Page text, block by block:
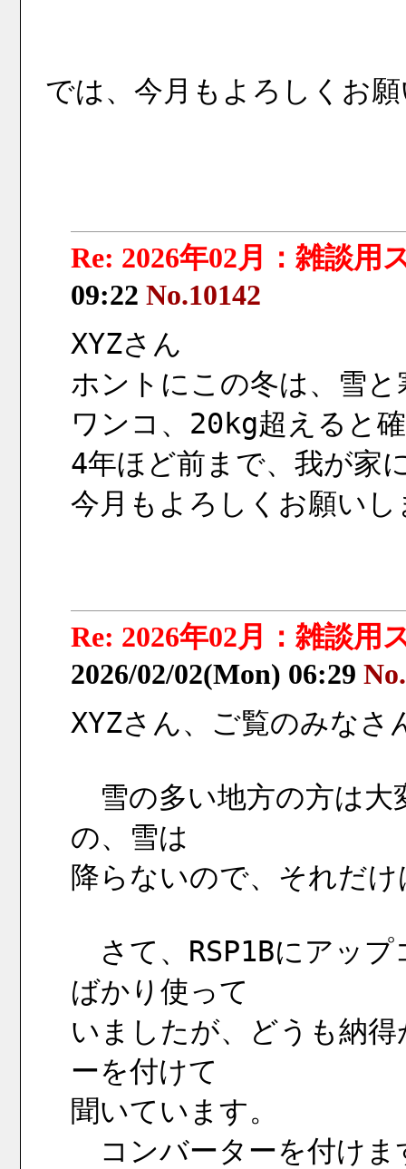
では、今月もよろしくお
Re: 2026年02月：雑談用
09:22 No.10142
XYZさん
ホントにこの冬は、雪
ワンコ、20kg超えると
4年ほど前まで、我が家
今月もよろしくお願いし
Re: 2026年02月：雑談用
2026/02/02(Mon) 06:29
XYZさん、ご覧のみな
雪の多い地方の方は大
の、雪は
降らないので、それだ
さて、RSP1Bにアップ
ばかり使って
いましたが、どうも納
ーを付けて
聞いています。
コンバーターを付けま